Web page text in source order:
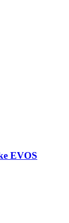
EVOS